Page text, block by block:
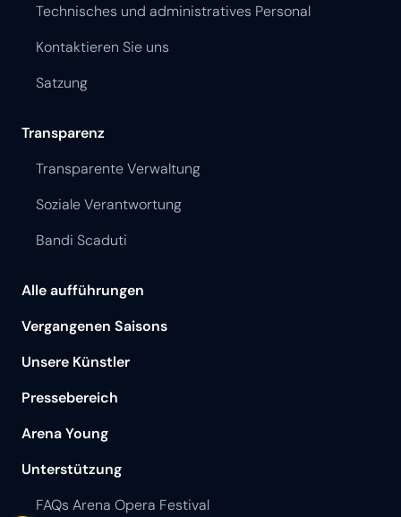
Technisches und administratives Personal
Kontaktieren Sie uns
Satzung
Transparenz
Transparente Verwaltung
Soziale Verantwortung
Bandi Scaduti
Alle aufführungen
Vergangenen Saisons
Unsere Künstler
Pressebereich
Arena Young
Unterstützung
FAQs Arena Opera Festival